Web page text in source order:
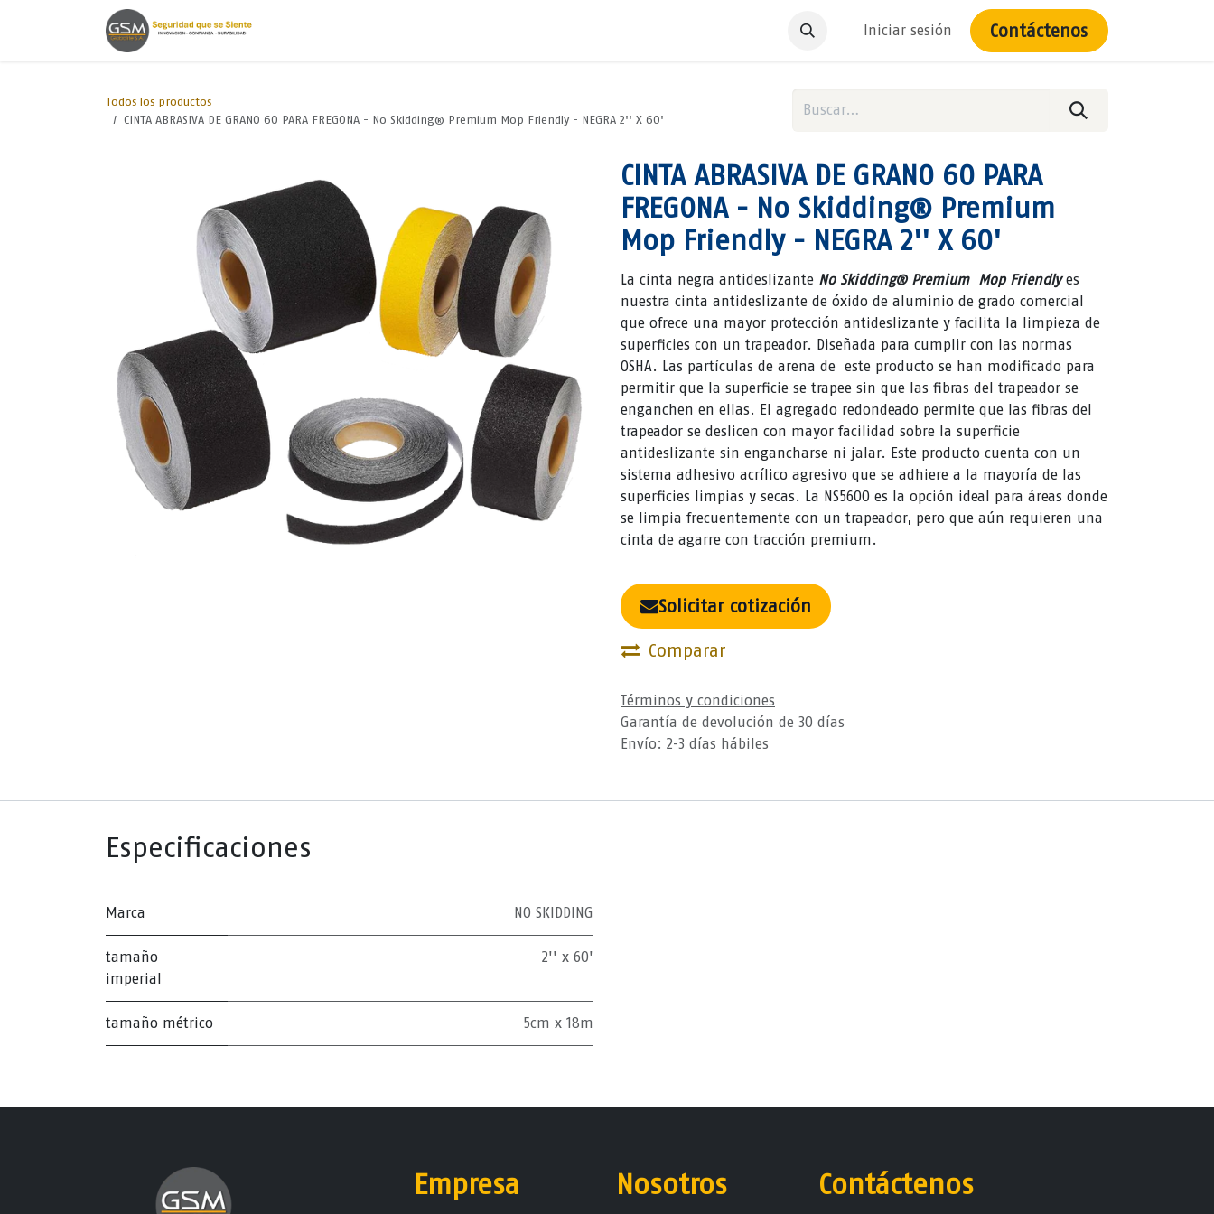
Ir al contenido
Iniciar sesión Contáctenos
Todos los productos
CINTA ABRASIVA DE GRANO 60 PARA FREGONA - No Skidding® Premium Mop Friendly - NEGRA 2'' X 60'
CINTA ABRASIVA DE GRANO 60 PARA
FREGONA - No Skidding® Premium
Mop Friendly - NEGRA 2'' X 60'
La cinta negra antideslizante No Skidding® Premium Mop Friendlyes
nuestra cinta antideslizante de óxido de aluminio de grado comercial
que ofrece una mayor protección antideslizante y facilita la limpieza de
superficies con un trapeador. Diseñada para cumplir con las normas
OSHA. Las partículas de arena de este producto se han modificado para
permitir que la superficie se trapee sin que las fibras del trapeador se
enganchen en ellas. El agregado redondeado permite que las fibras del
trapeador se deslicen con mayor facilidad sobre la superficie
antideslizante sin engancharse ni jalar. Este producto cuenta con un
sistema adhesivo acrílico agresivo que se adhiere a la mayoría de las
superficies limpias y secas. La NS5600 es la opción ideal para áreas donde
se limpia frecuentemente con un trapeador, pero que aún requieren una
cinta de agarre con tracción premium.
Solicitar cotización
Comparar
Términos y condiciones
Garantía de devolución de 30 días
Envío: 2-3 días hábiles
Especificaciones
Marca NO SKIDDING
tamaño
imperial
2'' x 60'
tamaño métrico 5cm x 18m
Contáctenos
Empresa Nosotros